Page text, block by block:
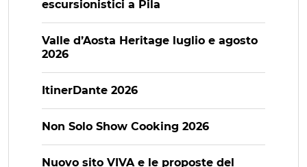
escursionistici a Pila
Valle d’Aosta Heritage luglio e agosto
2026
ItinerDante 2026
Non Solo Show Cooking 2026
Nuovo sito VIVA e le proposte del